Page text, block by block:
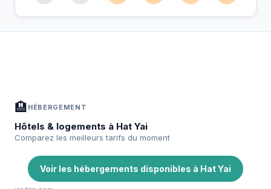
🏨 HÉBERGEMENT
Hôtels & logements à Hat Yai
Comparez les meilleurs tarifs du moment
Voir les hébergements disponibles à Hat Yai